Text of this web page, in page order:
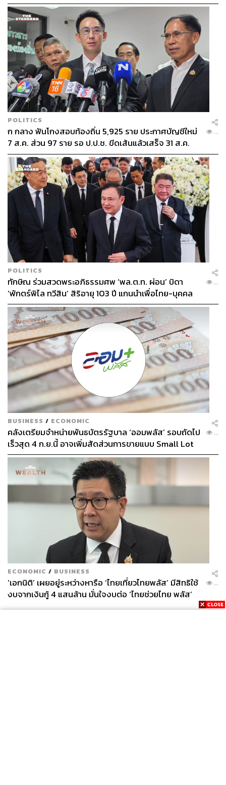
POLITICS
ก กลาง ฟันโกงสอบท้องถิ่น 5,925 ราย ประกาศบัญชีใหม่
7 ส.ค. ส่วน 97 ราย รอ ป.ป.ช. ขีดเส้นแล้วเสร็จ 31 ส.ค.
...
POLITICS
ทักษิณ ร่วมสวดพระอภิธรรมศพ ‘พล.ต.ท. ผ่อน’ บิดา
‘พักตร์พิไล ทวีสิน’ สิริอายุ 103 ปี แกนนำเพื่อไทย-บุคคล
หลากวงการร่วมอาลัย
...
BUSINESS / ECONOMIC
คลังเตรียมจำหน่ายพันธบัตรรัฐบาล ‘ออมพลัส’ รอบถัดไป
เร็วสุด 4 ก.ย.นี้ อาจเพิ่มสัดส่วนการขายแบบ Small Lot
First มากขึ้น
...
ECONOMIC / BUSINESS
‘เอกนิติ’ เผยอยู่ระหว่างหารือ ‘ไทยเที่ยวไทยพลัส’ มีสิทธิใช้
งบจากเงินกู้ 4 แสนล้าน มั่นใจงบต่อ ‘ไทยช่วยไทย พลัส’
เฟส 2 มีเพียงพอ
...